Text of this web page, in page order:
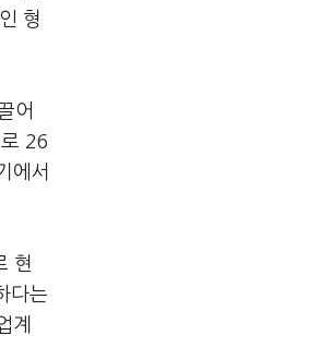
형
어
26
에서
현
다는
계